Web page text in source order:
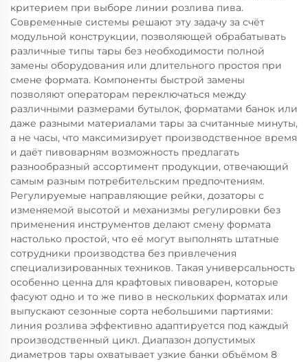
критерием при выборе линии розлива пива.
Современные системы решают эту задачу за счёт
модульной конструкции, позволяющей обрабатывать
различные типы тары без необходимости полной
замены оборудования или длительного простоя при
смене формата. Компоненты быстрой замены
позволяют операторам переключаться между
различными размерами бутылок, форматами банок или
даже разными материалами тары за считанные минуты,
а не часы, что максимизирует производственное время
и даёт пивоварням возможность предлагать
разнообразный ассортимент продукции, отвечающий
самым разным потребительским предпочтениям.
Регулируемые направляющие рейки, дозаторы с
изменяемой высотой и механизмы регулировки без
применения инструментов делают смену формата
настолько простой, что её могут выполнять штатные
сотрудники производства без привлечения
специализированных техников. Такая универсальность
особенно ценна для крафтовых пивоварен, которые
фасуют одно и то же пиво в нескольких форматах или
выпускают сезонные сорта небольшими партиями:
линия розлива эффективно адаптируется под каждый
производственный цикл. Диапазон допустимых
диаметров тары охватывает узкие банки объёмом 8